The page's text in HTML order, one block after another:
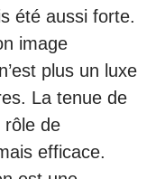
été aussi forte.
image
plus un luxe
La tenue de
rôle de
efficace.